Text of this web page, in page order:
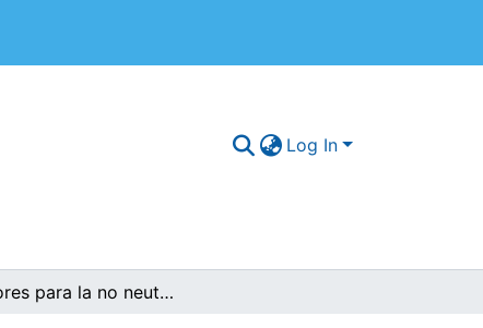
Log In
Factores para la no neutralidad de la evaluación de la calidad de la educación superior / Actors for non-neutrality of the evaluation of the higher education quality